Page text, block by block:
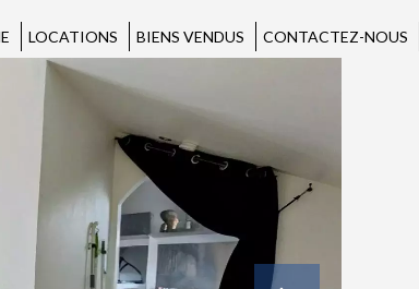
LOCATIONS BIENS VENDUS CONTACTEZ-NOUS